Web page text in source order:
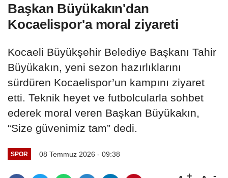
Başkan Büyükakın'dan
Kocaelispor'a moral ziyareti
Kocaeli Büyükşehir Belediye Başkanı Tahir
Büyükakın, yeni sezon hazırlıklarını
sürdüren Kocaelispor’un kampını ziyaret
etti. Teknik heyet ve futbolcularla sohbet
ederek moral veren Başkan Büyükakın,
“Size güvenimiz tam” dedi.
SPOR 08 Temmuz 2026 - 09:38